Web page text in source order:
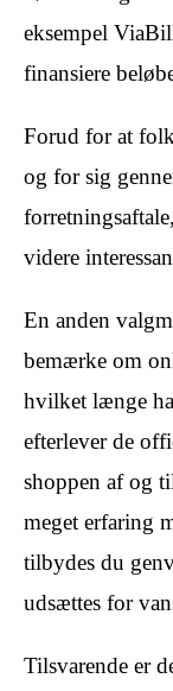
eksempel
finansiere
Forud for at
og for sig
videre
En anden
bemærke om
hvilket længe
efterlever de
shoppen af og
meget erfaring
tilbydes du
udsættes for
Tilsvarende er